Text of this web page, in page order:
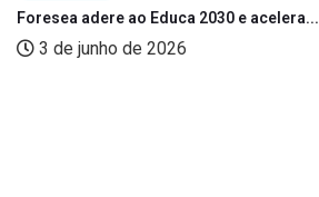
Foresea adere ao Educa 2030 e acelera...
3 de junho de 2026